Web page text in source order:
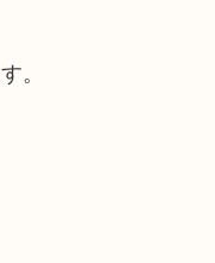
。